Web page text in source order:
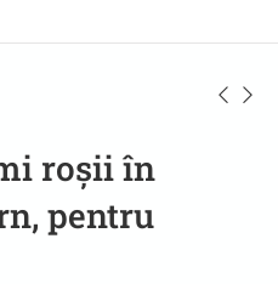
roșii în
pentru